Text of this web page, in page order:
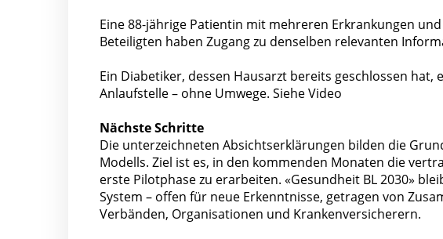
Eine 88-jährige Patientin mit mehreren Erkrankungen
Beteiligten haben Zugang zu denselben relevanten
Ein Diabetiker, dessen Hausarzt bereits geschlossen
Anlaufstelle – ohne Umwege. Siehe Video
Nächste Schritte
Die unterzeichneten Absichtserklärungen bilden die
Modells. Ziel ist es, in den kommenden Monaten die
erste Pilotphase zu erarbeiten. «Gesundheit BL 2030»
System – offen für neue Erkenntnisse, getragen von
Verbänden, Organisationen und Krankenversicherern.